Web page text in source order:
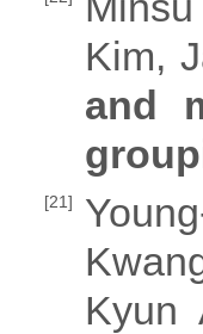
Kim,
and
[21]
Kyun